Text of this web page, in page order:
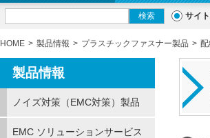
サイ
HOME 製品情報 プラスチックファスナー製品
製品情報
ノイズ対策（EMC対策）製品
EMC ソリューションサービス